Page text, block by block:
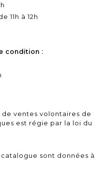
11h à 12h
condition :
de ventes volontaires de
est régie par la loi du
sont données à